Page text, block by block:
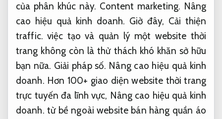
của phân khúc này. Content marketing. Nâng
cao hiệu quả kinh doanh. Giờ đây, Cải thiện
traffic. việc tạo và quản lý một website thời
trang không còn là thử thách khó khăn sở hữu
bạn nữa. Giải pháp số. Nâng cao hiệu quả kinh
doanh. Hơn 100+ giao diện website thời trang
trực tuyến đa lĩnh vực, Nâng cao hiệu quả kinh
doanh. từ bề ngoài website bán hàng quần áo